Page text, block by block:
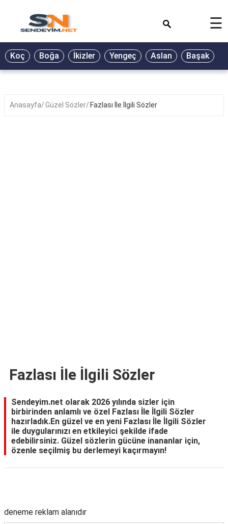
BİYOGRAFİ
GALERİ
☰
Koç Boğa İkizler Yengeç Aslan Başak
Anasayfa Güzel Sözler Fazlası İle İlgili Sözler
Fazlası İle İlgili Sözler
Sendeyim.net olarak 2026 yılında sizler için
birbirinden anlamlı ve özel Fazlası İle İlgili Sözler
hazırladık.En güzel ve en yeni Fazlası İle İlgili Sözler
ile duygularınızı en etkileyici şekilde ifade
edebilirsiniz. Güzel sözlerin gücüne inananlar için,
özenle seçilmiş bu derlemeyi kaçırmayın!
deneme reklam alanıdır